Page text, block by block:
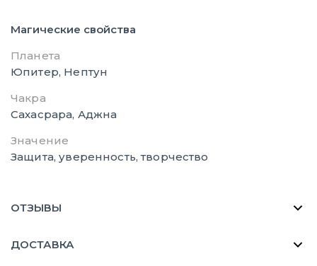
Магические свойства
Планета
Юпитер, Нептун
Чакра
Сахасрара, Аджна
Значение
Защита, уверенность, творчество
ОТЗЫВЫ
ДОСТАВКА